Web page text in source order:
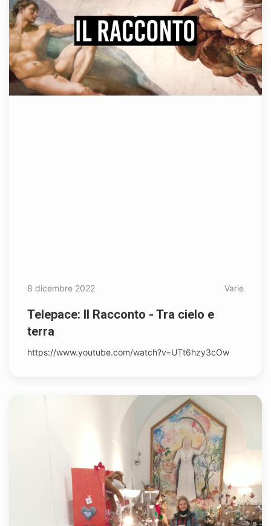
8 dicembre 2022 Varie
Telepace: Il Racconto - Tra cielo e
terra
https://www.youtube.com/watch?v=UTt6hzy3cOw